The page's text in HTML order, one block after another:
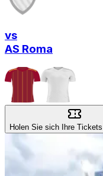
vs
AS Roma
Holen Sie sich Ihre